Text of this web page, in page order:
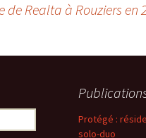
de Realta à Rouziers en
Protégé :
solo-duo